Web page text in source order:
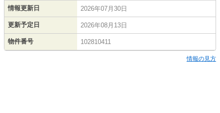
情報更新日 2026年07月30日
更新予定日 2026年08月13日
物件番号 102810411
情報の見方